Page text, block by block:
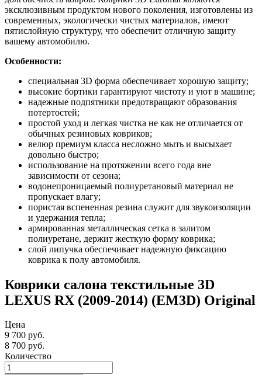
эксклюзивным продуктом нового поколения, изготовлены из
современных, экологически чистых материалов, имеют
пятислойную структуру, что обеспечит отличную защиту
вашему автомобилю.
Особенности:
специальная 3D форма обеспечивает хорошую защиту;
высокие бортики гарантируют чистоту и уют в машине;
надежные подпятники предотвращают образования
потертостей;
простой уход и легкая чистка не как не отличается от
обычных резиновых ковриков;
велюр премиум класса несложно мыть и высыхает
довольно быстро;
использование на протяжении всего года вне
зависимости от сезона;
водонепроницаемый полиуретановый материал не
пропускает влагу;
пористая вспененная резина служит для звукоизоляции
и удержания тепла;
армированная металлическая сетка в залитом
полиуретане, держит жесткую форму коврика;
слой липучка обеспечивает надежную фиксацию
коврика к полу автомобиля.
Коврики салона текстильные 3D
LEXUS RX (2009-2014) (EM3D) Original
Цена
9 700 руб.
8 700 руб.
Количество